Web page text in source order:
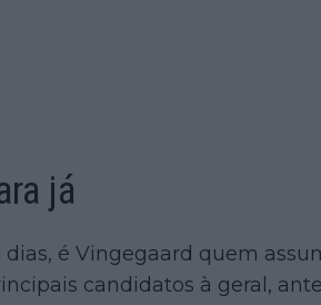
já
é Vingegaard quem
candidatos à geral,